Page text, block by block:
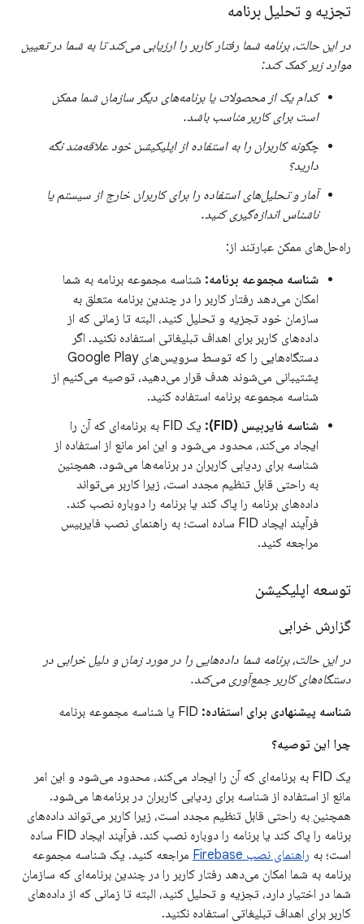
تجزیه و تحلیل برنامه
در این حالت، برنامه شما رفتار کاربر را ارزیابی می‌کند تا به شما در تعیین
موارد زیر کمک کند:
کدام یک از محصولات یا برنامه‌های دیگر سازمان شما ممکن
است برای کاربر مناسب باشد.
چگونه کاربران را به استفاده از اپلیکیشن خود علاقه‌مند نگه
دارید؟
آمار و تحلیل‌های استفاده را برای کاربران خارج از سیستم یا
ناشناس اندازه‌گیری کنید.
راه‌حل‌های ممکن عبارتند از:
شناسه مجموعه برنامه: شناسه مجموعه برنامه به شما
امکان می‌دهد رفتار کاربر را در چندین برنامه متعلق به
سازمان خود تجزیه و تحلیل کنید، البته تا زمانی که از
داده‌های کاربر برای اهداف تبلیغاتی استفاده نکنید. اگر
دستگاه‌هایی را که توسط سرویس‌های Google Play
پشتیبانی می‌شوند هدف قرار می‌دهید، توصیه می‌کنیم از
شناسه مجموعه برنامه استفاده کنید.
شناسه فایربیس (FID):
یک FID به برنامه‌ای که آن را
ایجاد می‌کند، محدود می‌شود و این امر مانع از استفاده از
شناسه برای ردیابی کاربران در برنامه‌ها می‌شود. همچنین
به راحتی قابل تنظیم مجدد است، زیرا کاربر می‌تواند
داده‌های برنامه را پاک کند یا برنامه را دوباره نصب کند.
فرآیند ایجاد FID ساده است؛ به راهنمای نصب فایربیس
مراجعه کنید.
توسعه اپلیکیشن
گزارش خرابی
در این حالت، برنامه شما داده‌هایی را در مورد زمان و دلیل خرابی در
دستگاه‌های کاربر جمع‌آوری می‌کند.
شناسه پیشنهادی برای استفاده:
چرا این توصیه؟
یک FID به برنامه‌ای که آن را ایجاد می‌کند، محدود می‌شود و این امر
مانع از استفاده از شناسه برای ردیابی کاربران در برنامه‌ها می‌شود.
همچنین به راحتی قابل تنظیم مجدد است، زیرا کاربر می‌تواند داده‌های
برنامه را پاک کند یا برنامه را دوباره نصب کند. فرآیند ایجاد FID ساده
است؛ به راهنمای نصب Firebase
مراجعه کنید. یک شناسه مجموعه
برنامه به شما امکان می‌دهد رفتار کاربر را در چندین برنامه‌ای که سازمان
شما در اختیار دارد، تجزیه و تحلیل کنید، البته تا زمانی که از داده‌های
کاربر برای اهداف تبلیغاتی استفاده نکنید.